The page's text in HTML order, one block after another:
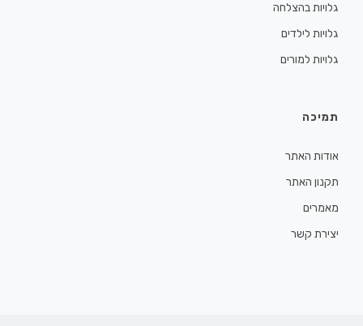
גלויות בהצלחה
גלויות לילדים
גלויות למורים
תמיכה
אודות האתר
תקנון האתר
מאמרים
יצירת קשר